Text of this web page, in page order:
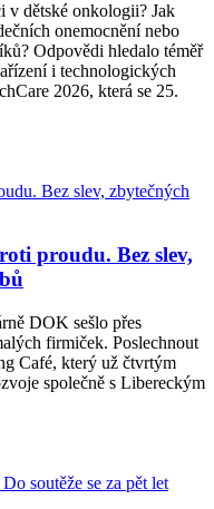
v dětské onkologii? Jak
onemocnění nebo
Odpovědi hledalo téměř
i technologických
2026, která se 25.
proudu. Bez slev,
DOK sešlo přes
firmiček. Poslechnout
Café, který už čtvrtým
společně s Libereckým